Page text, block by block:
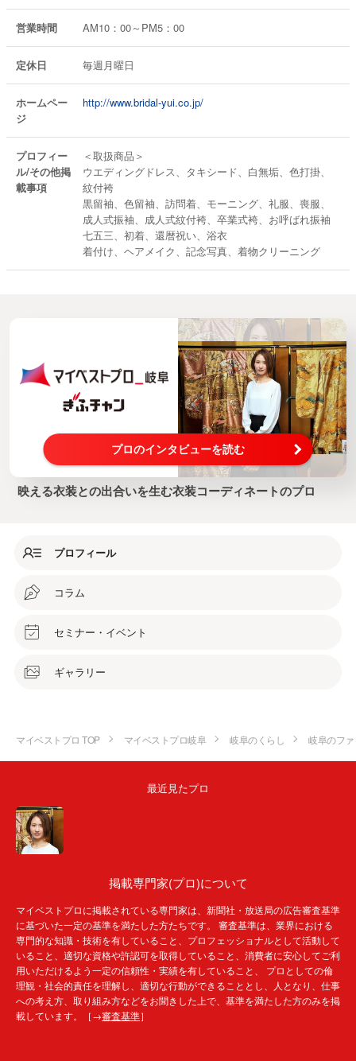
営業時間 AM10：00～PM5：00
定休日 毎週月曜日
ホームペー
ジ
http://www.bridal-yui.co.jp/
プロフィー
ル/その他掲
載事項
＜取扱商品＞
ウエディングドレス、タキシード、白無垢、色打掛、
紋付袴
黒留袖、色留袖、訪問着、モーニング、礼服、喪服、
成人式振袖、成人式紋付袴、卒業式袴、お呼ばれ振袖
七五三、初着、還暦祝い、浴衣
着付け、ヘアメイク、記念写真、着物クリーニング
プロのインタビューを読む
映える衣装との出合いを生む衣装コーディネートのプロ
プロフィール
コラム
セミナー・イベント
ギャラリー
マイベストプロ TOP マイベストプロ岐阜 岐阜のくらし 岐阜のフ
最近見たプロ
掲載専門家(プロ)について
マイベストプロに掲載されている専門家は、新聞社・放送局の広告審査基準
に基づいた一定の基準を満たした方たちです。 審査基準は、業界における
専門的な知識・技術を有していること、プロフェッショナルとして活動して
いること、適切な資格や許認可を取得していること、消費者に安心してご利
用いただけるよう一定の信頼性・実績を有していること、 プロとしての倫
理観・社会的責任を理解し、適切な行動ができることとし、人となり、仕事
への考え方、取り組み方などをお聞きした上で、基準を満たした方のみを掲
載しています。［→審査基準］